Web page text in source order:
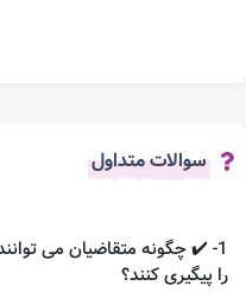
سوالات متداول
1- ✔️ چگونه متقاضیان می
را پیگیری کنند؟